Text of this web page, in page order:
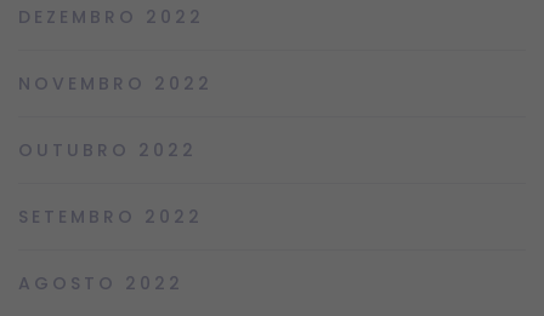
DEZEMBRO 2022
NOVEMBRO 2022
OUTUBRO 2022
SETEMBRO 2022
AGOSTO 2022